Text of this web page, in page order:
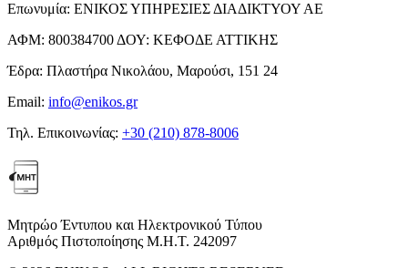
Επωνυμία: ΕΝΙΚΟΣ ΥΠΗΡΕΣΙΕΣ ΔΙΑΔΙΚΤΥΟΥ ΑΕ
ΑΦΜ: 800384700 ΔΟΥ: ΚΕΦΟΔΕ ΑΤΤΙΚΗΣ
Έδρα: Πλαστήρα Νικολάου, Μαρούσι, 151 24
Email: info@enikos.gr
Τηλ. Επικοινωνίας: +30 (210) 878-8006
Μητρώο Έντυπου και Ηλεκτρονικού Τύπου
Αριθμός Πιστοποίησης Μ.Η.Τ. 242097